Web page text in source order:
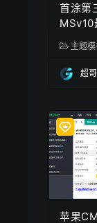
首涂第
MSv10
主题模
超哥
苹果